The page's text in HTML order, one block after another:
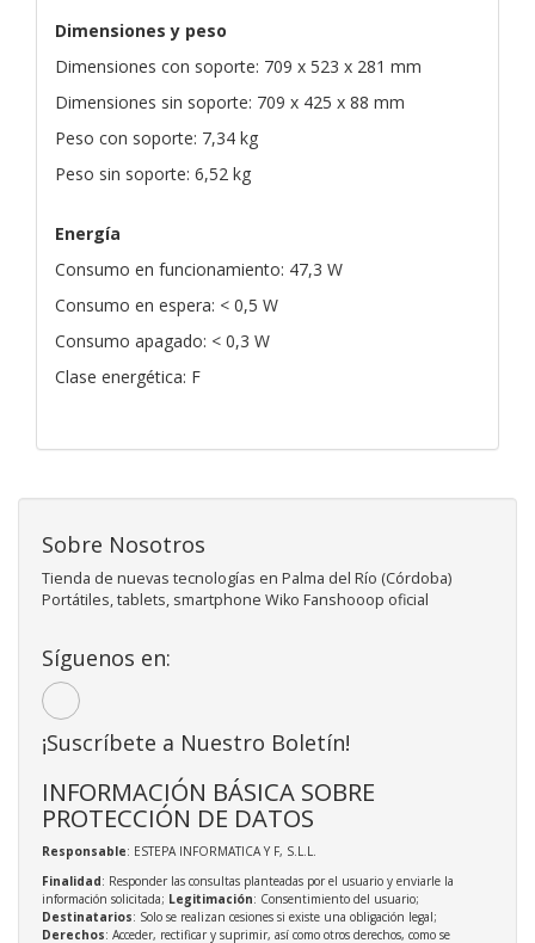
Dimensiones y peso
Dimensiones con soporte: 709 x 523 x 281 mm
Dimensiones sin soporte: 709 x 425 x 88 mm
Peso con soporte: 7,34 kg
Peso sin soporte: 6,52 kg
Energía
Consumo en funcionamiento: 47,3 W
Consumo en espera: < 0,5 W
Consumo apagado: < 0,3 W
Clase energética: F
Sobre Nosotros
Tienda de nuevas tecnologías en Palma del Río (Córdoba)
Portátiles, tablets, smartphone Wiko Fanshooop oficial
Síguenos en:
¡Suscríbete a Nuestro Boletín!
INFORMACIÓN BÁSICA SOBRE
PROTECCIÓN DE DATOS
Responsable: ESTEPA INFORMATICA Y F, S.L.L.
Finalidad: Responder las consultas planteadas por el usuario y enviarle la
información solicitada; Legitimación: Consentimiento del usuario;
Destinatarios: Solo se realizan cesiones si existe una obligación legal;
Derechos: Acceder, rectificar y suprimir, así como otros derechos, como se